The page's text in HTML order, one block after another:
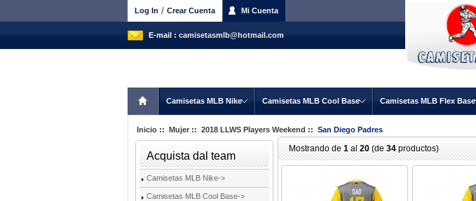
Log In / Crear Cuenta Mi Cuenta
E-mail : camisetasmlb@hotmail.com
Camisetas MLB Nike Camisetas MLB Cool Base Camisetas MLB Flex Base
Inicio :: Mujer :: 2018 LLWS Players Weekend :: San Diego Padres
Acquista dal team
Camisetas MLB Nike->
Camisetas MLB Cool Base->
Mostrando de 1 al 20 (de 34 productos)